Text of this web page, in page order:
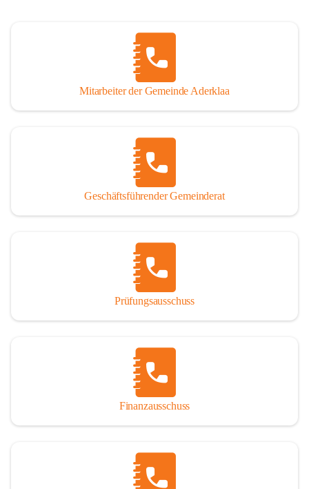
Mitarbeiter der Gemeinde Aderklaa
Geschäftsführender Gemeinderat
Prüfungsausschuss
Finanzausschuss